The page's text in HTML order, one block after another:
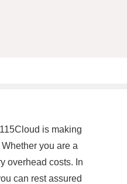
is making
you are a
overhead costs. In
can rest assured